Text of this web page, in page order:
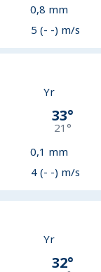
0,8 mm
5 (- -) m/s
Yr
33°
21°
0,1 mm
4 (- -) m/s
Yr
32°